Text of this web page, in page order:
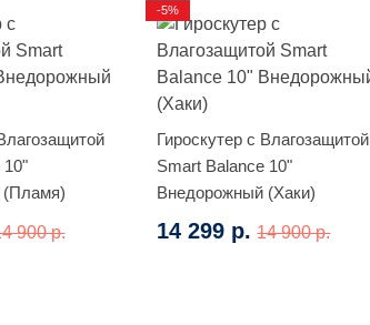
10"
(Пламя)
900 р.
Гироскутер с Влагозащитой
Smart Balance 10"
Внедорожный (Хаки)
14 299 р. 14 900 р.
-5%